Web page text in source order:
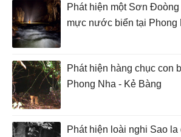
Phát hiện một Sơn
mực nước biển tại Phong
Phát hiện hàng chục con
Phong Nha - Kẻ Bàng
Phát hiện loài nghi Sao